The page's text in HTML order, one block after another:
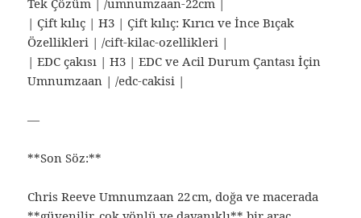
Tek Çözüm | /umnumzaan-22cm |
| Çift kılıç | H3 | Çift kılıç: Kırıcı ve İnce Bıçak
Özellikleri | /cift-kilac-ozellikleri |
| EDC çakısı | H3 | EDC ve Acil Durum Çantası İçin
Umnumzaan | /edc-cakisi |
—
**Son Söz:**
Chris Reeve Umnumzaan 22 cm, doğa ve macerada